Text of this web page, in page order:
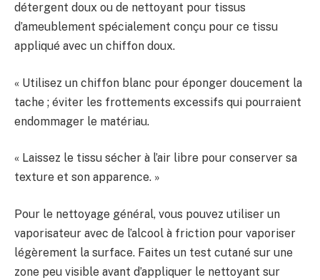
détergent doux ou de nettoyant pour tissus
d’ameublement spécialement conçu pour ce tissu
appliqué avec un chiffon doux.
« Utilisez un chiffon blanc pour éponger doucement la
tache ; éviter les frottements excessifs qui pourraient
endommager le matériau.
« Laissez le tissu sécher à l’air libre pour conserver sa
texture et son apparence. »
Pour le nettoyage général, vous pouvez utiliser un
vaporisateur avec de l’alcool à friction pour vaporiser
légèrement la surface. Faites un test cutané sur une
zone peu visible avant d’appliquer le nettoyant sur